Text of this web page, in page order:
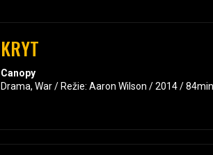
KRYT
Canopy
Drama, War / Režie: Aaron Wilson / 2014 / 84min